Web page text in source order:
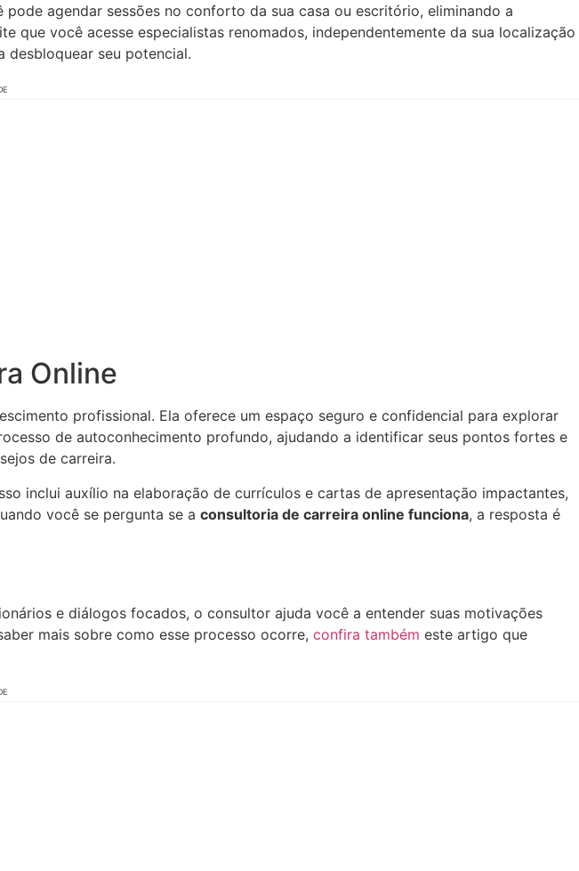
agendar sessões no conforto da sua casa ou escritório, eliminando a
que você acesse especialistas renomados, independentemente da sua localização
desbloquear seu potencial.
Online
profissional. Ela oferece um espaço seguro e confidencial para explorar
de autoconhecimento profundo, ajudando a identificar seus pontos fortes e
de carreira.
inclui auxílio na elaboração de currículos e cartas de apresentação impactantes,
você se pergunta se a consultoria de carreira online funciona, a resposta é
e diálogos focados, o consultor ajuda você a entender suas motivações
mais sobre como esse processo ocorre, confira também este artigo que